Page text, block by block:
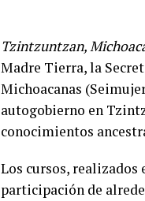
Tzintzuntzan,
Madre Tierra, la
Michoacanas
autogobierno en
conocimientos
Los cursos, realizados
participación de